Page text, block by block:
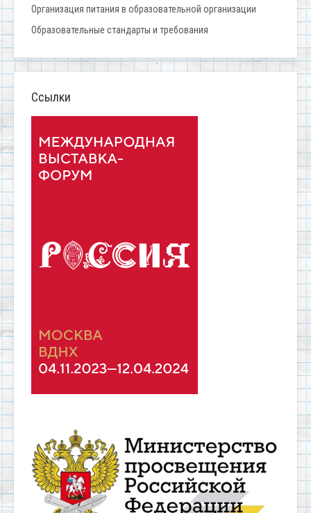
Организация питания в образовательной организации
Образовательные стандарты и требования
Ссылки